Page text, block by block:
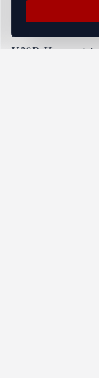
Kategorisinde 56
vaat ettiğini bir
K20B